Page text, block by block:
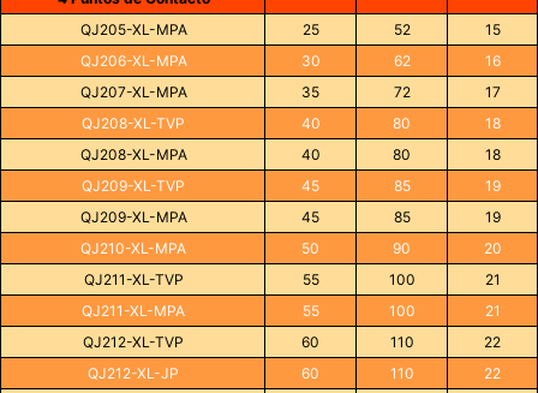
QJ205-XL-MPA
25 52
15
QJ206-XL-MPA
30 62
16
QJ207-XL-MPA
35 72
17
QJ208-XL-TVP
40 80
18
QJ208-XL-MPA
40 80
18
QJ209-XL-TVP
45 85
19
QJ209-XL-MPA
45 85
19
QJ210-XL-MPA
50 90
20
QJ211-XL-TVP
55 100
21
QJ211-XL-MPA
55 100
21
QJ212-XL-TVP
60 110
22
QJ212-XL-JP
60 110
22